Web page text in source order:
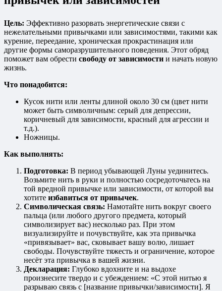
Цель: Эффективно разорвать энергетические связи с
нежелательными привычками или зависимостями, такими как
курение, переедание, хроническая прокрастинация или
другие формы саморазрушительного поведения. Этот обряд
поможет вам обрести свободу от зависимости и начать новую
жизнь.
Что понадобится:
Кусок нити или ленты длиной около 30 см (цвет нити
может быть символичным: серый для депрессии,
коричневый для зависимости, красный для агрессии и
т.д.).
Ножницы.
Как выполнять:
Подготовка: В период убывающей Луны уединитесь.
Возьмите нить в руки и полностью сосредоточьтесь на
той вредной привычке или зависимости, от которой вы
хотите избавиться от привычек.
Символическая связь: Намотайте нить вокруг своего
пальца (или любого другого предмета, который
символизирует вас) несколько раз. При этом
визуализируйте и почувствуйте, как эта привычка
«привязывает» вас, сковывает вашу волю, лишает
свободы. Почувствуйте тяжесть и ограничение, которое
несёт эта привычка в вашей жизни.
Декларация: Глубоко вдохните и на выдохе
произнесите твердо и с убеждением: «С этой нитью я
разрываю связь с [название привычки/зависимости]. Я